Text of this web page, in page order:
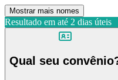
Mostrar mais nomes
Resultado em até 2 dias úteis
Qual seu